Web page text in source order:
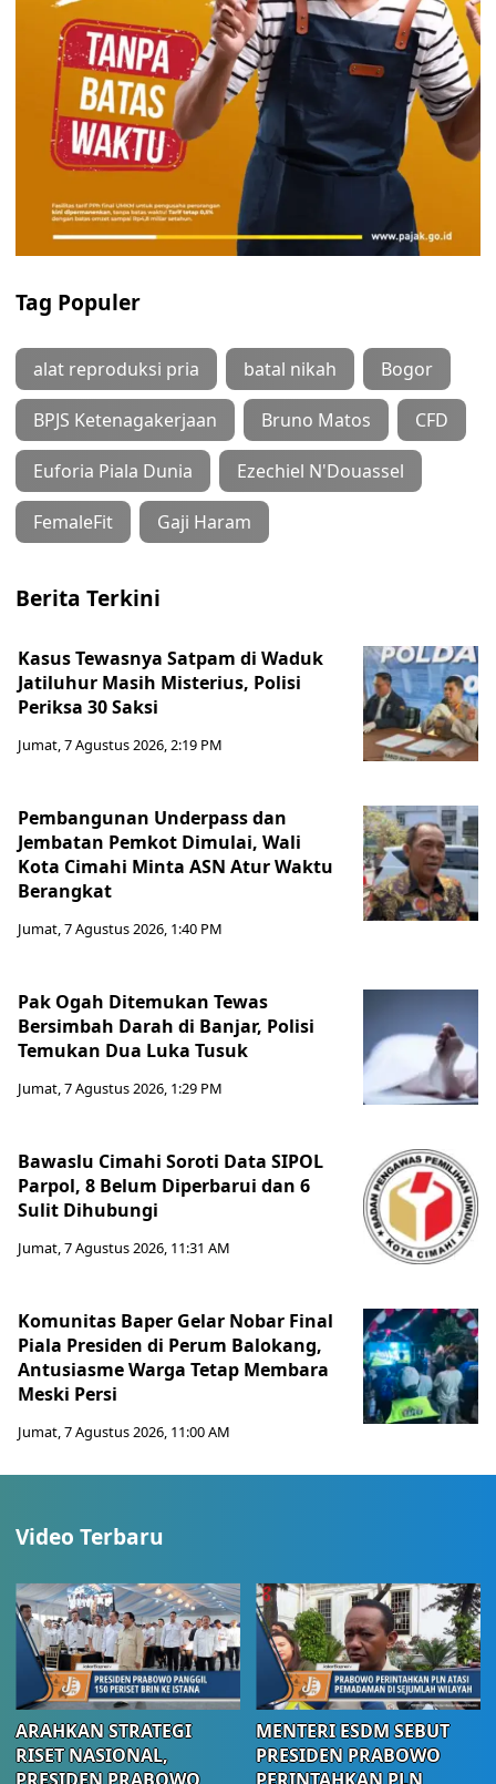
Tag Populer
alat reproduksi pria batal nikah Bogor
BPJS Ketenagakerjaan Bruno Matos CFD
Euforia Piala Dunia Ezechiel N'Douassel
FemaleFit Gaji Haram
Berita Terkini
Kasus Tewasnya Satpam di Waduk
Jatiluhur Masih Misterius, Polisi
Periksa 30 Saksi
Jumat, 7 Agustus 2026, 2:19 PM
Pembangunan Underpass dan
Jembatan Pemkot Dimulai, Wali
Kota Cimahi Minta ASN Atur Waktu
Berangkat
Jumat, 7 Agustus 2026, 1:40 PM
Pak Ogah Ditemukan Tewas
Bersimbah Darah di Banjar, Polisi
Temukan Dua Luka Tusuk
Jumat, 7 Agustus 2026, 1:29 PM
Bawaslu Cimahi Soroti Data SIPOL
Parpol, 8 Belum Diperbarui dan 6
Sulit Dihubungi
Jumat, 7 Agustus 2026, 11:31 AM
Komunitas Baper Gelar Nobar Final
Piala Presiden di Perum Balokang,
Antusiasme Warga Tetap Membara
Meski Persi
Jumat, 7 Agustus 2026, 11:00 AM
Video Terbaru
ARAHKAN STRATEGI
RISET NASIONAL,
MENTERI ESDM SEBUT
PRESIDEN PRABOWO